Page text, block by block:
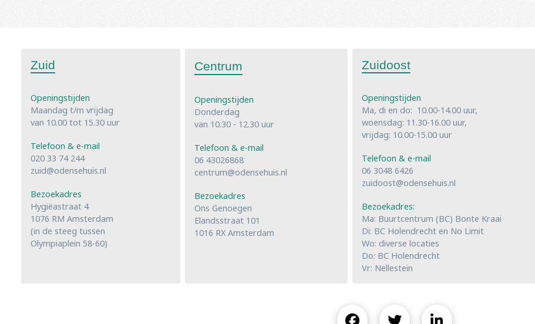
Zuid
Openingstijden
Maandag t/m vrijdag
van 10.00 tot 15.30 uur
Telefoon & e-mail
020 33 74 244
zuid@odensehuis.nl
Bezoekadres
Hygiëastraat 4
1076 RM Amsterdam
(in de steeg tussen
Olympiaplein 58-60)
Centrum
Openingstijden
Donderdag
van 10.30 - 12.30 uur
Telefoon & e-mail
06 43026868
centrum@odensehuis.nl
Bezoekadres
Ons Genoegen
Elandsstraat 101
1016 RX Amsterdam
Zuidoost
Openingstijden
Ma, di en do: 10.00-14.00 uur,
woensdag: 11.30-16.00 uur,
vrijdag: 10.00-15.00 uur
Telefoon & e-mail
06 3048 6426
zuidoost@odensehuis.nl
Bezoekadres:
Ma: Buurtcentrum (BC) Bonte Kraai
Di: BC Holendrecht en No Limit
Wo: diverse locaties
Do: BC Holendrecht
Vr: Nellestein